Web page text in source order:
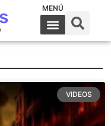
MENÚ
VIDEOS